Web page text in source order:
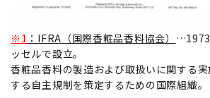
※1 ：IFRA（国際香粧品香料協会） …1973
ッセルで設立。
香粧品香料の製造および取扱いに関する
する自主規制を策定するための国際組織。